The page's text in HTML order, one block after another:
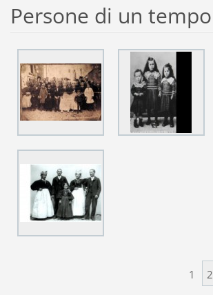
Persone di un tempo
1 2